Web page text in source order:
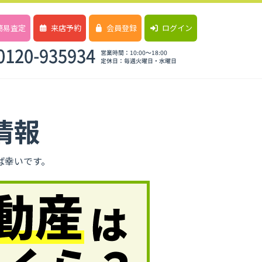
易査定 来店予約 会員登録 ログイン
報
いです。